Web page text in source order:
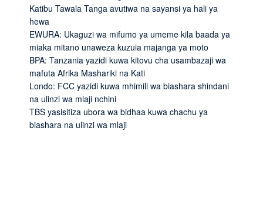
Katibu Tawala Tanga avutiwa na sayansi ya hali ya
hewa
EWURA: Ukaguzi wa mifumo ya umeme kila baada ya
miaka mitano unaweza kuzuia majanga ya moto
BPA: Tanzania yazidi kuwa kitovu cha usambazaji wa
mafuta Afrika Mashariki na Kati
Londo: FCC yazidi kuwa mhimili wa biashara shindani
na ulinzi wa mlaji nchini
TBS yasisitiza ubora wa bidhaa kuwa chachu ya
biashara na ulinzi wa mlaji